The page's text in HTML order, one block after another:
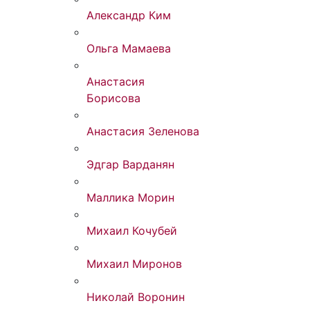
Александр Ким
Ольга Мамаева
Анастасия
Борисова
Анастасия Зеленова
Эдгар Варданян
Маллика Морин
Михаил Кочубей
Михаил Миронов
Николай Воронин